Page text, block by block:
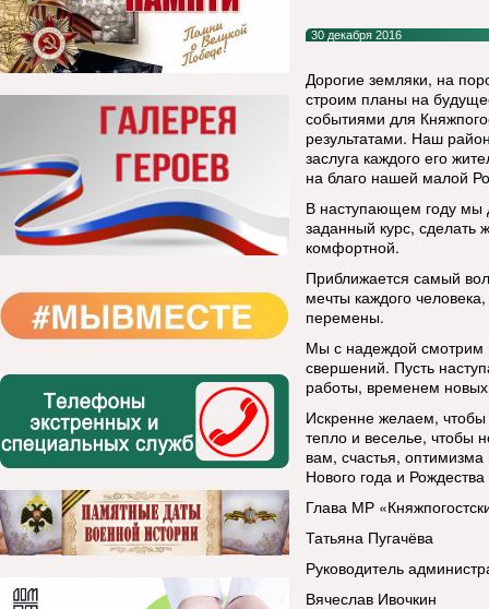
30 декабря 2016
Дорогие земляки, на
строим планы на
событиями для
результатами. Наш
заслуга каждого его
на благо нашей малой
В наступающем году мы
заданный курс, сделать
комфортной.
Приближается самый
мечты каждого
перемены.
Мы с надеждой смотрим
свершений. Пусть
работы, временем
Искренне желаем,
тепло и веселье, чтобы
вам, счастья,
Нового года и
Глава МР
Татьяна Пугачёва
Руководитель
Вячеслав Ивочкин